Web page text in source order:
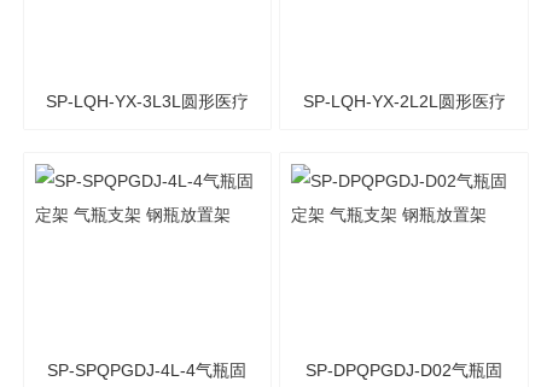
SP-LQH-YX-3L3L圆形医疗 SP-LQH-YX-2L2L圆形医疗
SP-SPQPGDJ-4L-4气瓶固 SP-DPQPGDJ-D02气瓶固